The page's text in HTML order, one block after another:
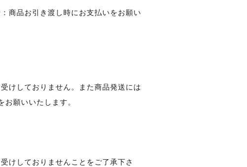
商品お引き渡し時にお支払いをお願い
けしておりません。また商品発送には
願いいたします。
けしておりませんことをご了承下さ